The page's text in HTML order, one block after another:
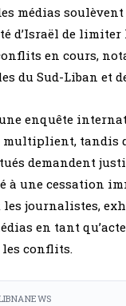
médias
d’Israël de limiter
en cours,
du Sud-Liban et
enquête
multiplient, tandis
demandent
à une cessation
journalistes,
en tant
les conflits.